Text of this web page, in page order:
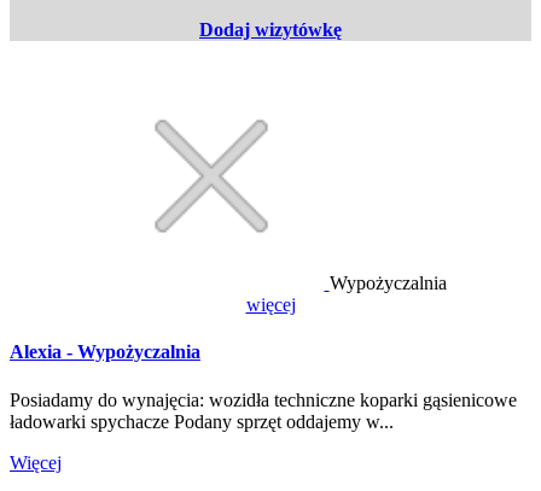
Dodaj wizytówkę
Wypożyczalnia
więcej
Alexia - Wypożyczalnia
Posiadamy do wynajęcia: wozidła techniczne koparki gąsienicowe
ładowarki spychacze Podany sprzęt oddajemy w...
Więcej